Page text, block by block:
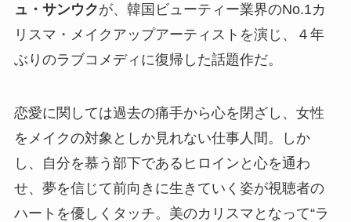
ュ・サンウクが、韓国ビューティー業界のNo.1カ
リスマ・メイクアップアーティストを演じ、４年
ぶりのラブコメディに復帰した話題作だ。
恋愛に関しては過去の痛手から心を閉ざし、女性
をメイクの対象としか見れない仕事人間。しか
し、自分を慕う部下であるヒロインと心を通わ
せ、夢を信じて前向きに生きていく姿が視聴者の
ハートを優しくタッチ。美のカリスマとなって“ラ